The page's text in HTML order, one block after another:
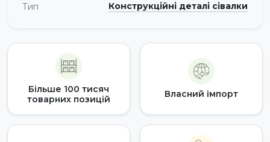
Тип Конструкційні деталі сівалки
Більше 100 тисяч
товарних позицій
Власний імпорт